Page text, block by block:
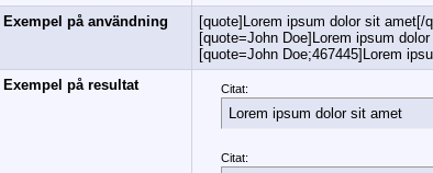
Exempel på användning
[quote]Lorem ipsum dolor sit amet[/
[quote=John Doe]Lorem ipsum
[quote=John Doe;467445]Lorem
Exempel på resultat
Citat:
Lorem ipsum dolor sit amet
Citat: